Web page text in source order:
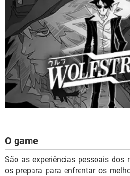
O game
São as experiências pessoais dos
os prepara para enfrentar os